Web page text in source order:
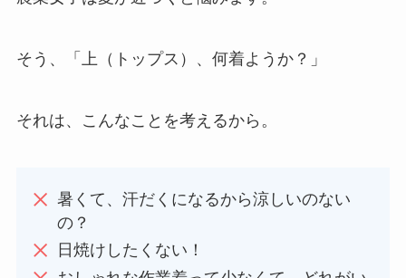
そう、「上（トップス）、何着ようか？」
それは、こんなことを考えるから。
暑くて、汗だくになるから涼しいのない
の？
日焼けしたくない！